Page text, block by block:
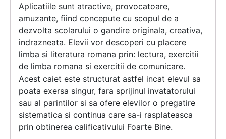
Aplicatiile sunt atractive, provocatoare,
amuzante, fiind concepute cu scopul de a
dezvolta scolarului o gandire originala, creativa,
indrazneata. Elevii vor descoperi cu placere
limba si literatura romana prin: lectura, exercitii
de limba romana si exercitii de comunicare.
Acest caiet este structurat astfel incat elevul sa
poata exersa singur, fara sprijinul invatatorului
sau al parintilor si sa ofere elevilor o pregatire
sistematica si continua care sa-i rasplateasca
prin obtinerea calificativului Foarte Bine.